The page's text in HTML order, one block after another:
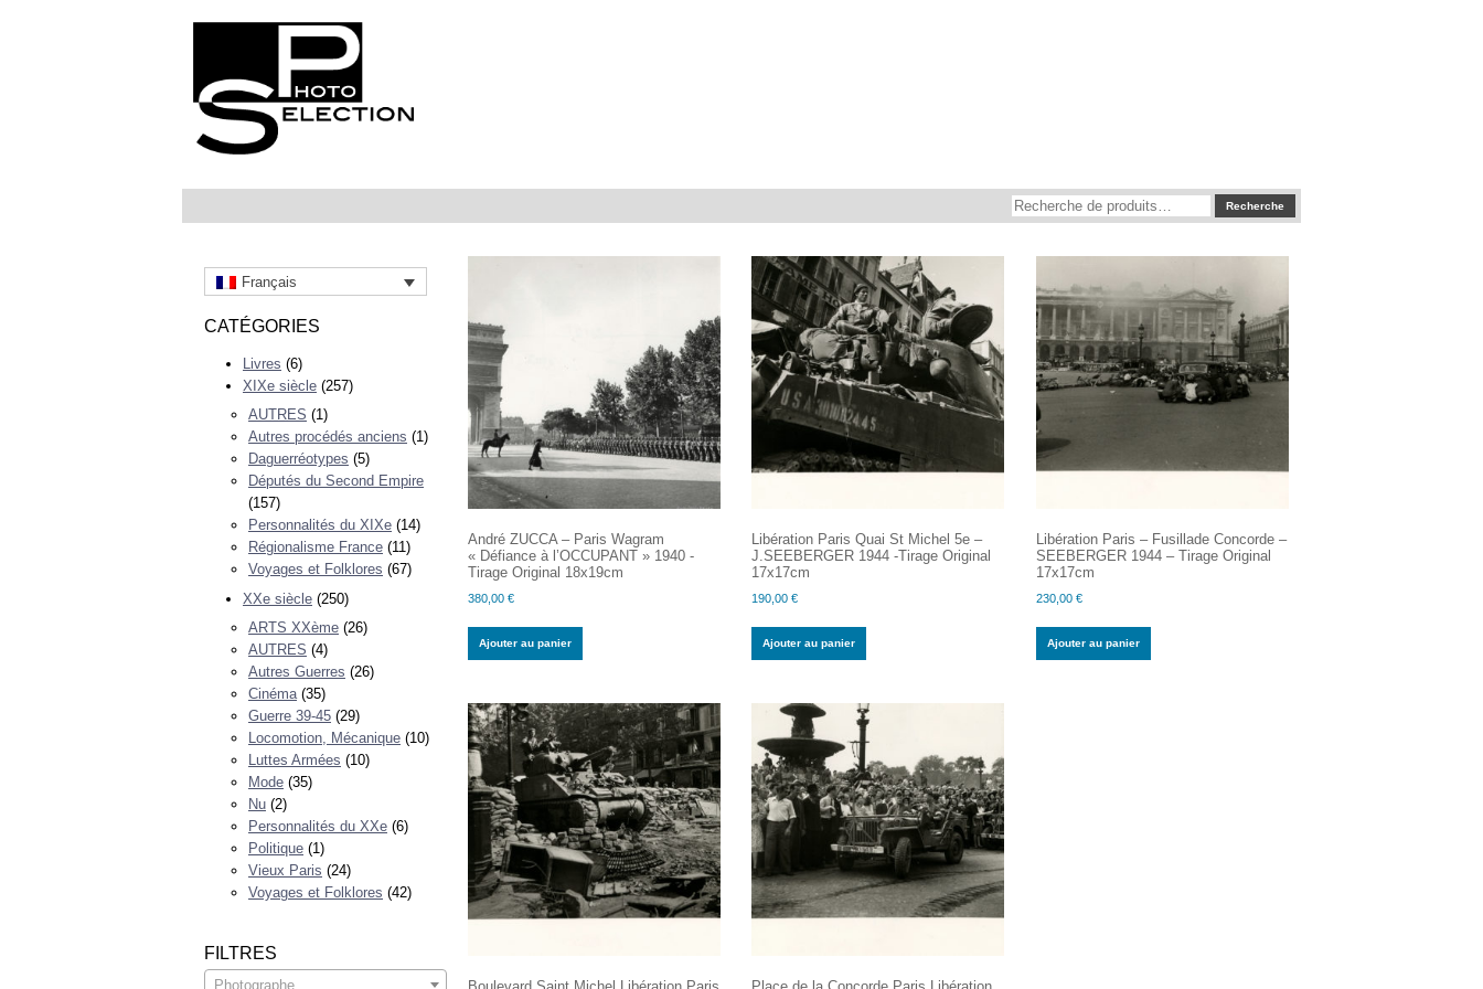
Recherche
pour :
Recherche
Français
CATÉGORIES
Livres (6)
XIXe siècle (257)
AUTRES (1)
Autres procédés anciens (1)
Daguerréotypes (5)
Députés du Second Empire
(157)
Personnalités du XIXe (14)
Régionalisme France (11)
Voyages et Folklores (67)
XXe siècle (250)
ARTS XXème (26)
AUTRES (4)
Autres Guerres (26)
Cinéma (35)
Guerre 39-45 (29)
Locomotion, Mécanique (10)
Luttes Armées (10)
Mode (35)
Nu (2)
Personnalités du XXe (6)
Politique (1)
Vieux Paris (24)
Voyages et Folklores (42)
FILTRES
Photographe
André ZUCCA – Paris Wagram
« Défiance à l’OCCUPANT » 1940 -
Tirage Original 18x19cm
380,00 €
Ajouter au panier
Libération Paris Quai St Michel 5e –
J.SEEBERGER 1944 -Tirage Original
17x17cm
190,00€
Ajouter au panier
Libération Paris – Fusillade Concorde –
SEEBERGER 1944 – Tirage Original
17x17cm
230,00 €
Ajouter au panier